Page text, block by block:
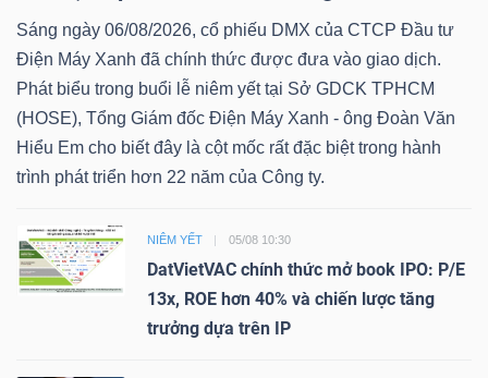
Sáng ngày 06/08/2026, cổ phiếu DMX của CTCP Đầu tư
Điện Máy Xanh đã chính thức được đưa vào giao dịch.
Phát biểu trong buổi lễ niêm yết tại Sở GDCK TPHCM
(HOSE), Tổng Giám đốc Điện Máy Xanh - ông Đoàn Văn
Hiểu Em cho biết đây là cột mốc rất đặc biệt trong hành
trình phát triển hơn 22 năm của Công ty.
NIÊM YẾT 05/08 10:30
DatVietVAC chính thức mở book IPO: P/E
13x, ROE hơn 40% và chiến lược tăng
trưởng dựa trên IP